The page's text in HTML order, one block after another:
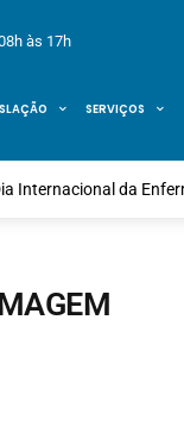
às 17h
SERVIÇOS
Internacional da